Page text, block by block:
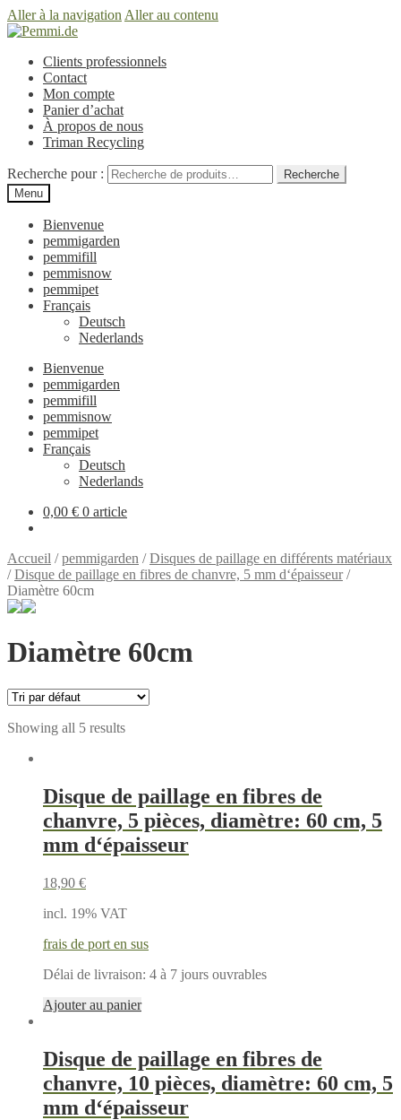
Aller à la navigation Aller au contenu
Clients professionnels
Contact
Mon compte
Panier d’achat
À propos de nous
Triman Recycling
Recherche pour :
Recherche
Menu
Bienvenue
pemmigarden
pemmifill
pemmisnow
pemmipet
Français
Deutsch
Nederlands
Bienvenue
pemmigarden
pemmifill
pemmisnow
pemmipet
Français
Deutsch
Nederlands
0,00 € 0 article
Accueil /pemmigarden /Disques de paillage en différents matériaux
/Disque de paillage en fibres de chanvre, 5 mm d‘épaisseur/
Diamètre 60cm
Diamètre 60cm
Showing all 5 results
Disque de paillage en fibres de
chanvre, 5 pièces, diamètre: 60 cm, 5
mm d‘épaisseur
18,90 €
incl. 19% VAT
frais de port en sus
Délai de livraison: 4 à 7 jours ouvrables
Ajouter au panier
Disque de paillage en fibres de
chanvre, 10 pièces, diamètre: 60 cm, 5
mm d‘épaisseur